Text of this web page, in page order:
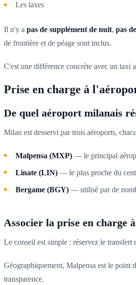
Les taxes
Il n'y a pas de supplément de nuit, pas
de frontière et de péage sont inclus.
C'est une différence concrète avec un taxi
Prise en charge à
De quel aéroport milanais
Milan est desservi par trois aéroports,
Malpensa (MXP) — le principal
Linate (LIN) — le plus proche du
Bergame (BGY) — utilisé par de
Associer la prise en charge
Le conseil est simple : réservez le
Géographiquement, Malpensa est le point
transparence.